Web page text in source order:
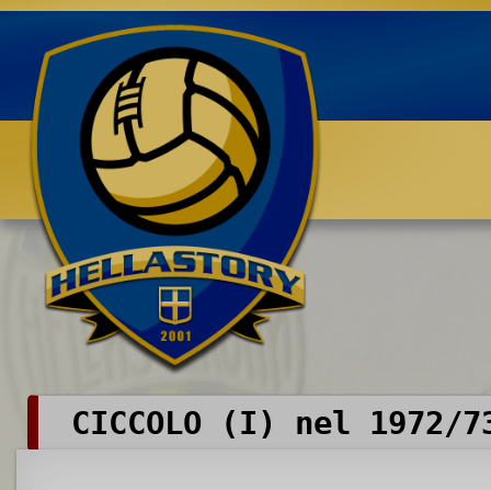
Benvenuti su HELLASTORY.net
CICCOLO (I) nel 1972/